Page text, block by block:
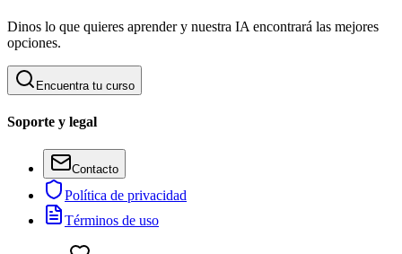
Dinos lo que quieres aprender y nuestra IA encontrará las mejores
opciones.
Encuentra tu curso
Soporte y legal
Contacto
Política de privacidad
Términos de uso